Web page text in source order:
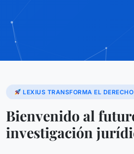
LEXIUS TRANSFORMA EL DERECHO
Bienvenido al
investigación